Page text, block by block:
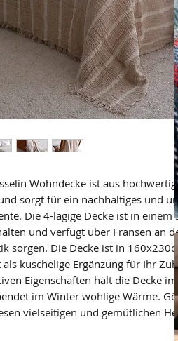
Wohndecke ist aus
sorgt für ein nachhaltiges und
Die 4-lagige Decke ist in
und verfügt über Fransen an
sorgen. Die Decke ist in
kuschelige Ergänzung für Ihr
Eigenschaften hält die Decke im
im Winter wohlige Wärme.
vielseitigen und gemütlichen